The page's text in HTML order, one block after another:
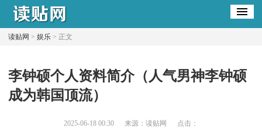
读贴网 > 娱乐> 正文
​李钟硕个人资料简介（人气男神李钟硕
成为韩国顶流）
2025-06-18 00:30 来源：读贴网 点击：